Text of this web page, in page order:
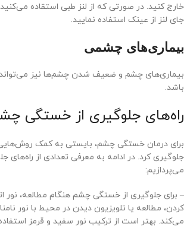
خارج کنید. در صورتی که از لنز طبی استقاده
جای لنز از عینک استفاده نمایید.
بیماری‌های چشمی
بیماری‌های چشم و ضعیف شدن چشم‌ها نیز
باشد.
راه‌های جلوگیری از خستگی
برای درمان خستگی چشم، بایستی به کمک روش‌هایی
جلوگیری کرد. در ادامه به معرفی تعدادی از
می‌پردازیم:
– برای جلوگیری از خستگی چشم هنگام مطالعه، نور
کردن، مطالعه یا تلویزیون دیدن در محیط با نور
می‌کند. بهتر است از ترکیب نور سفید و قرمز